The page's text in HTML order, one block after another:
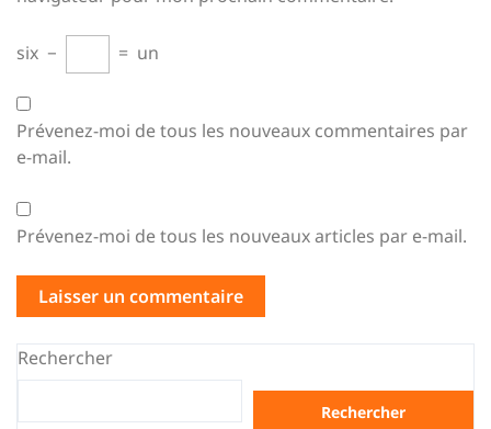
six − = un
Prévenez-moi de tous les nouveaux commentaires par
e-mail.
Prévenez-moi de tous les nouveaux articles par e-mail.
Rechercher
Rechercher